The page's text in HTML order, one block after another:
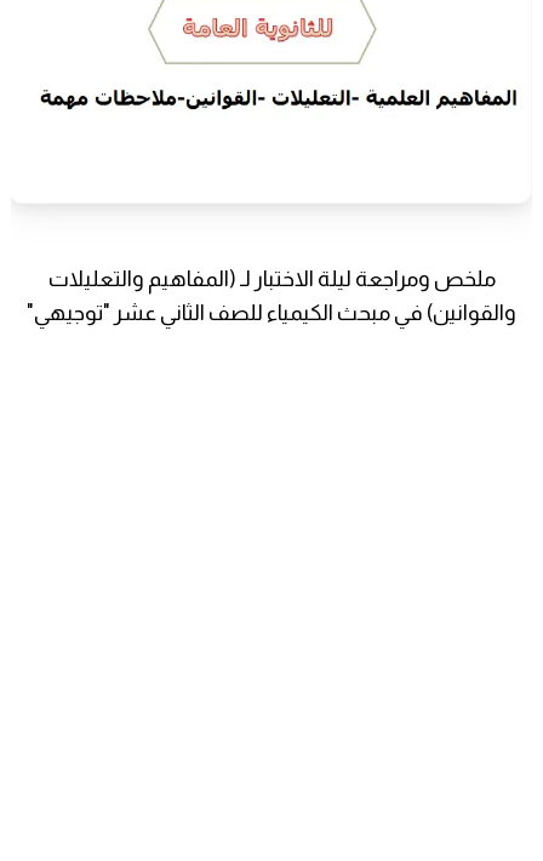
ملخص ومراجعة ليلة الاختبار لـ (المفاهيم والتعليلات
والقوانين) في مبحث الكيمياء للصف الثاني عشر "توجيهي"